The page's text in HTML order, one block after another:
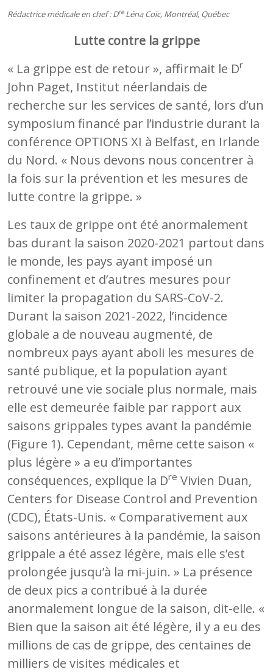
Rédactrice médicale en chef : Dre Léna Coïc, Montréal, Québec
Lutte contre la grippe
« La grippe est de retour », affirmait le Dr
John Paget, Institut néerlandais de
recherche sur les services de santé, lors d’un
symposium financé par l’industrie durant la
conférence OPTIONS XI à Belfast, en Irlande
du Nord. « Nous devons nous concentrer à
la fois sur la prévention et les mesures de
lutte contre la grippe. »
Les taux de grippe ont été anormalement
bas durant la saison 2020-2021 partout dans
le monde, les pays ayant imposé un
confinement et d’autres mesures pour
limiter la propagation du SARS-CoV-2.
Durant la saison 2021-2022, l’incidence
globale a de nouveau augmenté, de
nombreux pays ayant aboli les mesures de
santé publique, et la population ayant
retrouvé une vie sociale plus normale, mais
elle est demeurée faible par rapport aux
saisons grippales types avant la pandémie
(Figure 1). Cependant, même cette saison «
plus légère » a eu d’importantes
conséquences, explique la Dre Vivien Duan,
Centers for Disease Control and Prevention
(CDC), États-Unis. « Comparativement aux
saisons antérieures à la pandémie, la saison
grippale a été assez légère, mais elle s’est
prolongée jusqu’à la mi-juin. » La présence
de deux pics a contribué à la durée
anormalement longue de la saison, dit-elle. «
Bien que la saison ait été légère, il y a eu des
millions de cas de grippe, des centaines de
milliers de visites médicales et